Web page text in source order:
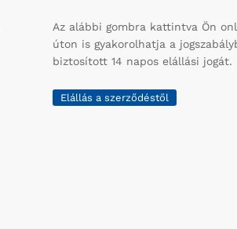
Az alábbi gombra kattintva Ön
úton is gyakorolhatja a
biztosított 14 napos elállási jogát.
Elállás a szerződéstől